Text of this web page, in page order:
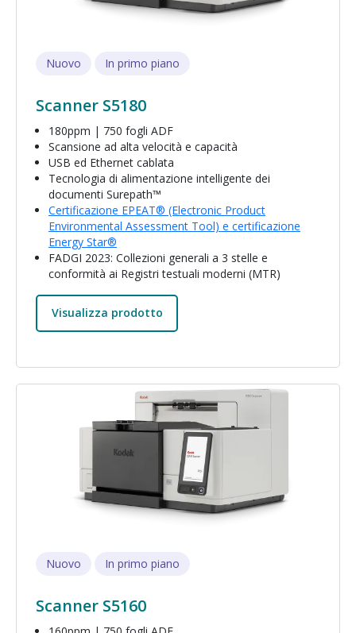
Nuovo In primo piano
Scanner S5180
180ppm | 750 fogli ADF
Scansione ad alta velocità e capacità
USB ed Ethernet cablata
Tecnologia di alimentazione intelligente dei
documenti Surepath™
Certificazione EPEAT® (Electronic Product
Environmental Assessment Tool) e certificazione
Energy Star®
FADGI 2023: Collezioni generali a 3 stelle e
conformità ai Registri testuali moderni (MTR)
Visualizza prodotto
Immagine
Nuovo In primo piano
Scanner S5160